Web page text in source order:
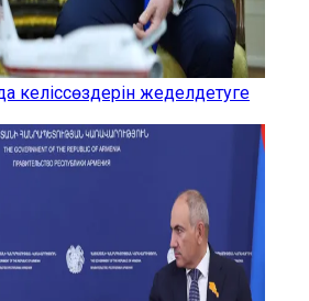
келіссөздерін жеделдетуге